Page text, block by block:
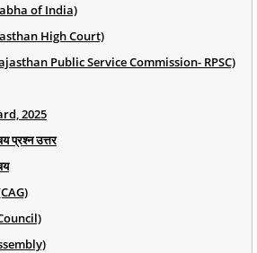
of India)
High Court)
Public Service Commission- RPSC)
2025
प्रश्न उत्तर